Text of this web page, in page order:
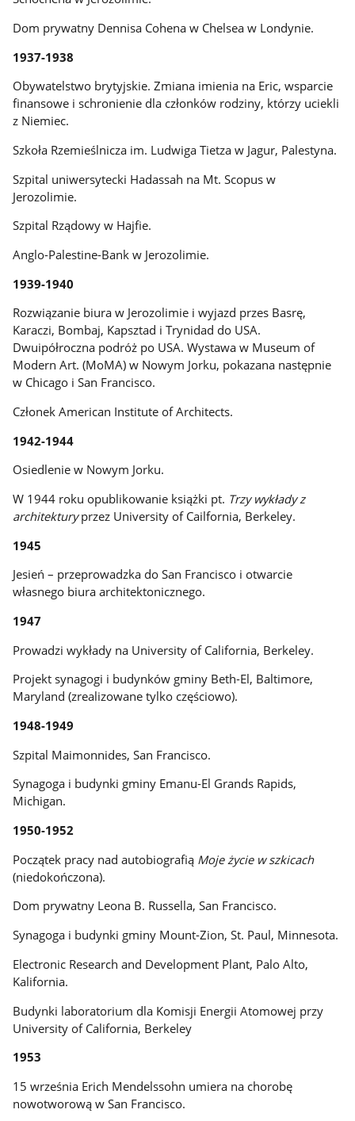
Dom prywatny Dennisa Cohena w Chelsea w Londynie.
1937-1938
Obywatelstwo brytyjskie. Zmiana imienia na Eric, wsparcie
finansowe i schronienie dla członków rodziny, którzy uciekli
z Niemiec.
Szkoła Rzemieślnicza im. Ludwiga Tietza w Jagur, Palestyna.
Szpital uniwersytecki Hadassah na Mt. Scopus w
Jerozolimie.
Szpital Rządowy w Hajfie.
Anglo-Palestine-Bank w Jerozolimie.
1939-1940
Rozwiązanie biura w Jerozolimie i wyjazd przes Basrę,
Karaczi, Bombaj, Kapsztad i Trynidad do USA.
Dwuipółroczna podróż po USA. Wystawa w Museum of
Modern Art. (MoMA) w Nowym Jorku, pokazana następnie
w Chicago i San Francisco.
Członek American Institute of Architects.
1942-1944
Osiedlenie w Nowym Jorku.
W 1944 roku opublikowanie książki pt. Trzy wykłady z
architekturyprzez University of Cailfornia, Berkeley.
1945
Jesień – przeprowadzka do San Francisco i otwarcie
własnego biura architektonicznego.
1947
Prowadzi wykłady na University of California, Berkeley.
Projekt synagogi i budynków gminy Beth-El, Baltimore,
Maryland (zrealizowane tylko częściowo).
1948-1949
Szpital Maimonnides, San Francisco.
Synagoga i budynki gminy Emanu-El Grands Rapids,
Michigan.
1950-1952
Początek pracy nad autobiografią Moje życie w szkicach
(niedokończona).
Dom prywatny Leona B. Russella, San Francisco.
Synagoga i budynki gminy Mount-Zion, St. Paul, Minnesota.
Electronic Research and Development Plant, Palo Alto,
Kalifornia.
Budynki laboratorium dla Komisji Energii Atomowej przy
University of California, Berkeley
1953
15 września Erich Mendelssohn umiera na chorobę
nowotworową w San Francisco.